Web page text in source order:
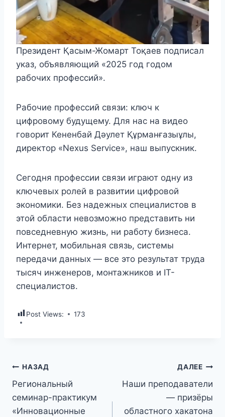
Президент Қасым-Жомарт Тоқаев подписал
указ, объявляющий «2025 год годом
рабочих профессий».
Рабочие профессий связи: ключ к
цифровому будущему. Для нас на видео
говорит Кененбай Дәулет Құрманғазыұлы,
директор «Nexus Service», наш выпускник.
Сегодня профессии связи играют одну из
ключевых ролей в развитии цифровой
экономики. Без надежных специалистов в
этой области невозможно представить ни
повседневную жизнь, ни работу бизнеса.
Интернет, мобильная связь, системы
передачи данных — все это результат труда
тысяч инженеров, монтажников и IT-
специалистов.
Post Views: 173
НАЗАД
Региональный
семинар-практикум
«Инновационные
ДАЛЕЕ
Наши преподаватели
— призёры
областного хакатона